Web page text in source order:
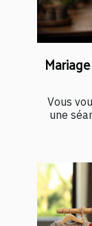
Vous
une